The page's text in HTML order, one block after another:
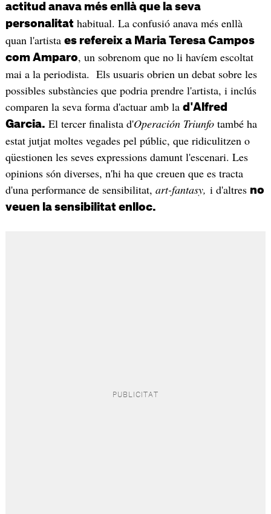
actitud anava més enllà que la seva
personalitathabitual. La confusió anava més enllà
quan l'artista es refereix a Maria Teresa Campos
com Amparo, un sobrenom que no li havíem escoltat
mai a la periodista. Els usuaris obrien un debat sobre les
possibles substàncies que podria prendre l'artista, i inclús
comparen la seva forma d'actuar amb la d'Alfred
Garcia. El tercer finalista d'Operación Triunfotambé ha
estat jutjat moltes vegades pel públic, que ridiculitzen o
qüestionen les seves expressions damunt l'escenari. Les
opinions són diverses, n'hi ha que creuen que es tracta
d'una performance de sensibilitat, art-fantasy, i d'altres no
veuen la sensibilitat enlloc.